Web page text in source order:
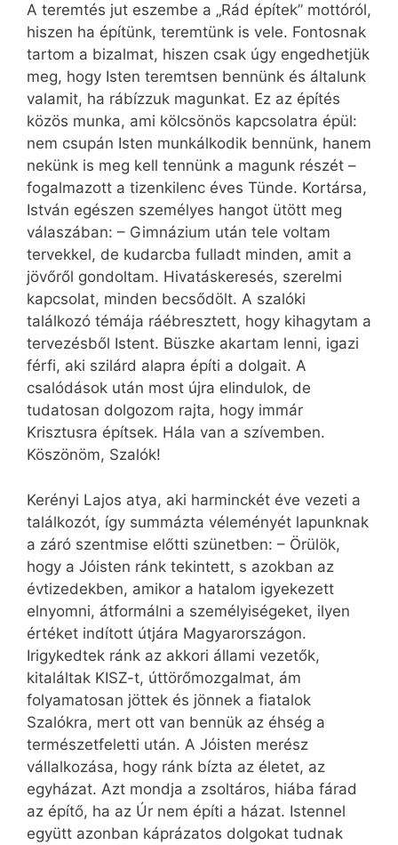
A teremtés jut eszembe a „Rád építek” mottóról,
hiszen ha építünk, teremtünk is vele. Fontosnak
tartom a bizalmat, hiszen csak úgy engedhetjük
meg, hogy Isten teremtsen bennünk és általunk
valamit, ha rábízzuk magunkat. Ez az építés
közös munka, ami kölcsönös kapcsolatra épül:
nem csupán Isten munkálkodik bennünk, hanem
nekünk is meg kell tennünk a magunk részét –
fogalmazott a tizenkilenc éves Tünde. Kortársa,
István egészen személyes hangot ütött meg
válaszában: – Gimnázium után tele voltam
tervekkel, de kudarcba fulladt minden, amit a
jövőről gondoltam. Hivatáskeresés, szerelmi
kapcsolat, minden becsődölt. A szalóki
találkozó témája ráébresztett, hogy kihagytam a
tervezésből Istent. Büszke akartam lenni, igazi
férfi, aki szilárd alapra építi a dolgait. A
csalódások után most újra elindulok, de
tudatosan dolgozom rajta, hogy immár
Krisztusra építsek. Hála van a szívemben.
Köszönöm, Szalók!
Kerényi Lajos atya, aki harminckét éve vezeti a
találkozót, így summázta véleményét lapunknak
a záró szentmise előtti szünetben: – Örülök,
hogy a Jóisten ránk tekintett, s azokban az
évtizedekben, amikor a hatalom igyekezett
elnyomni, átformálni a személyiségeket, ilyen
értéket indított útjára Magyarországon.
Irigykedtek ránk az akkori állami vezetők,
kitaláltak KISZ-t, úttörőmozgalmat, ám
folyamatosan jöttek és jönnek a fiatalok
Szalókra, mert ott van bennük az éhség a
természetfeletti után. A Jóisten merész
vállalkozása, hogy ránk bízta az életet, az
egyházat. Azt mondja a zsoltáros, hiába fárad
az építő, ha az Úr nem építi a házat. Istennel
együtt azonban káprázatos dolgokat tudnak